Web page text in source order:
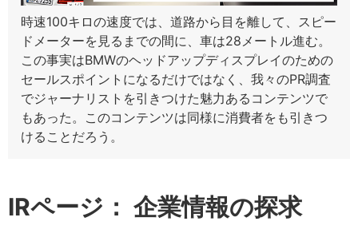
時速100キロの速度では、道路から目を離して、スピー
ドメーターを見るまでの間に、車は28メートル進む。
この事実はBMWのヘッドアップディスプレイのための
セールスポイントになるだけではなく、我々のPR調査
でジャーナリストを引きつけた魅力あるコンテンツで
もあった。このコンテンツは同様に消費者をも引きつ
けることだろう。
IRページ： 企業情報の探求